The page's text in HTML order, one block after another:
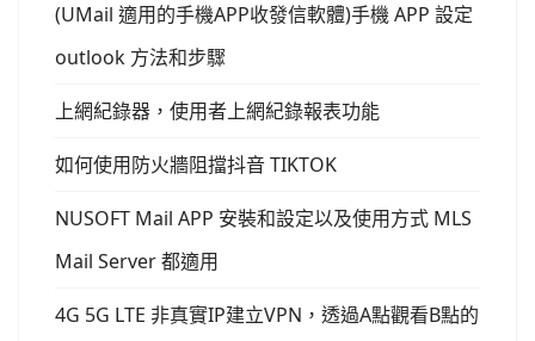
(UMail 適用的手機APP收發信軟體)手機 APP 設定
outlook 方法和步驟
上網紀錄器，使用者上網紀錄報表功能
如何使用防火牆阻擋抖音 TIKTOK
NUSOFT Mail APP 安裝和設定以及使用方式 MLS
Mail Server 都適用
4G 5G LTE 非真實IP建立VPN，透過A點觀看B點的